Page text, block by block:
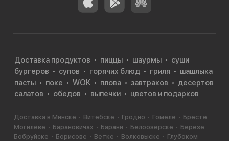
Доставка продуктов пиццы шаурмы
суши
бургеров
супов горячих блюд гриля
шашлыка
пасты
поке WOK плова завтраков
десертов
салатов
обедов выпечки цветов и подарков
Доставка в Минске Витебске Гродно Гомеле
Бресте
Могилёве
Барановичах Барани Белоозерске
Березе
Бобруйске
Борисове Ветке Волковыске
Глубоком